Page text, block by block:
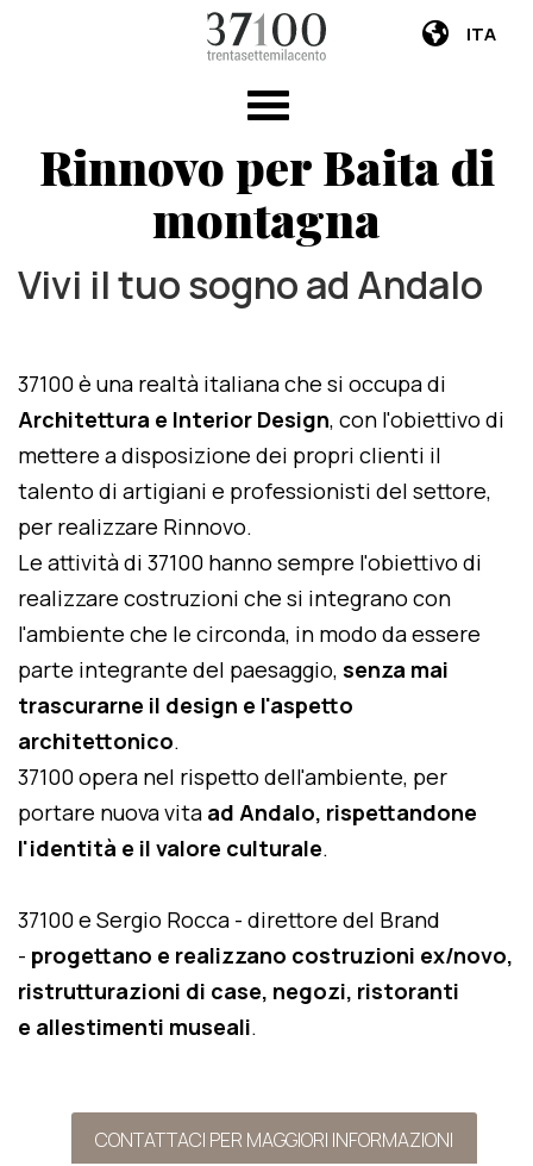
ITA
Rinnovo per Baita di
montagna
Vivi il tuo sogno ad Andalo
37100 è una realtà italiana che si occupa di
Architettura e Interior Design, con l'obiettivo di
mettere a disposizione dei propri clienti il
talento di artigiani e professionisti del settore,
per realizzare Rinnovo.
Le attività di 37100 hanno sempre l'obiettivo di
realizzare costruzioni che si integrano con
l'ambiente che le circonda, in modo da essere
parte integrante del paesaggio, senza mai
trascurarne il design e l'aspetto
architettonico.
37100 opera nel rispetto dell'ambiente, per
portare nuova vita ad Andalo, rispettandone
l'identità e il valore culturale.
37100 e Sergio Rocca - direttore del Brand
- progettano e realizzano costruzioni ex/novo,
ristrutturazioni di case, negozi, ristoranti
e allestimenti museali.
CONTATTACI PER MAGGIORI INFORMAZIONI